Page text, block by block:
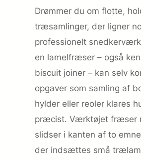
Drømmer du om flotte,
træsamlinger, der ligner
professionelt
en lamelfræser – også
biscuit joiner – kan selv
opgaver som samling af
hylder eller reoler klares
præcist. Værktøjet fræser
slidser i kanten af to
der indsættes små